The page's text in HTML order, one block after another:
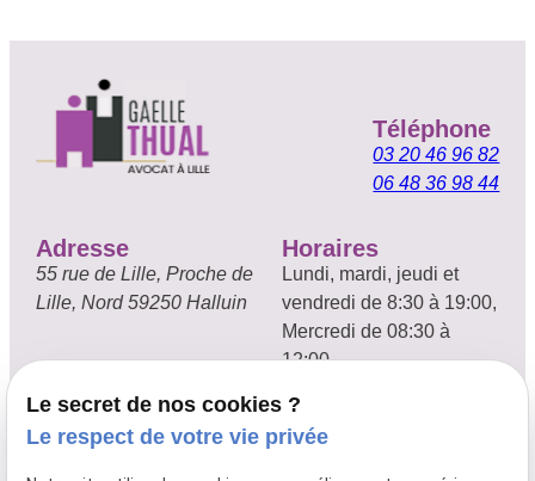
Téléphone
03 20 46 96 82
06 48 36 98 44
Adresse
55 rue de Lille, Proche de
Lille, Nord 59250 Halluin
Horaires
Lundi, mardi, jeudi et
vendredi de 8:30 à 19:00,
Mercredi de 08:30 à
12:00
Droit de la famille
Le secret de nos cookies ?
Le respect de votre vie privée